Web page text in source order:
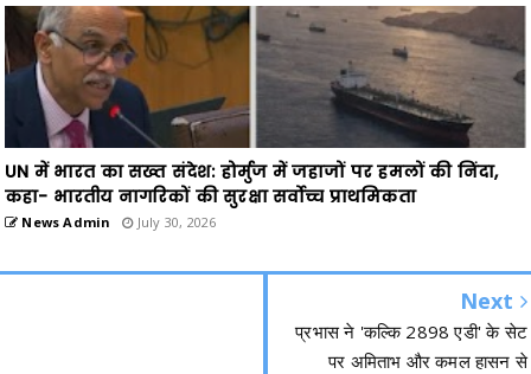
UN में भारत का सख्त संदेश: होर्मुज में जहाजों पर हमलों की निंदा,
कहा- भारतीय नागरिकों की सुरक्षा सर्वोच्च प्राथमिकता
News Admin July 30, 2026
Next
प्रभास ने 'कल्कि 2898 एडी' के सेट
पर अमिताभ और कमल हासन से